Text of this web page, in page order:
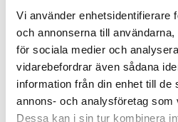
Vi använder enhetsidentifierare
och annonserna till
för sociala medier och
vidarebefordrar även sådana
information från din enhet till de
annons- och analysföretag som
Dessa kan i sin tur kombinera
1151-063X25AQX
1151-063X51SP
1151-076X51SP